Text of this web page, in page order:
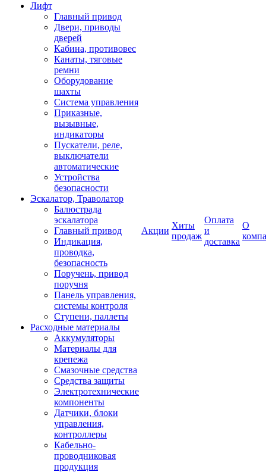
Лифт
Главный привод
Двери, приводы
дверей
Кабина, противовес
Канаты, тяговые
ремни
Оборудование
шахты
Система управления
Приказные,
вызывные,
индикаторы
Пускатели, реле,
выключатели
автоматические
Устройства
безопасности
Эскалатор, Траволатор
Балюстрада
эскалатора
Главный привод
Индикация,
проводка,
безопасность
Поручень, привод
поручня
Панель управления,
системы контроля
Ступени, паллеты
Расходные материалы
Аккумуляторы
Материалы для
крепежа
Смазочные средства
Средства защиты
Электротехнические
компоненты
Датчики, блоки
управления,
контроллеры
Кабельно-
проводниковая
продукция
Акции
Хиты
продаж
Оплата
и
доставка
О